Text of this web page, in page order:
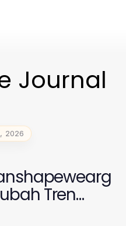
Journal
2026
Tren
di